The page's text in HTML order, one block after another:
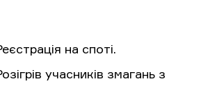
на споті.
учасників змагань з